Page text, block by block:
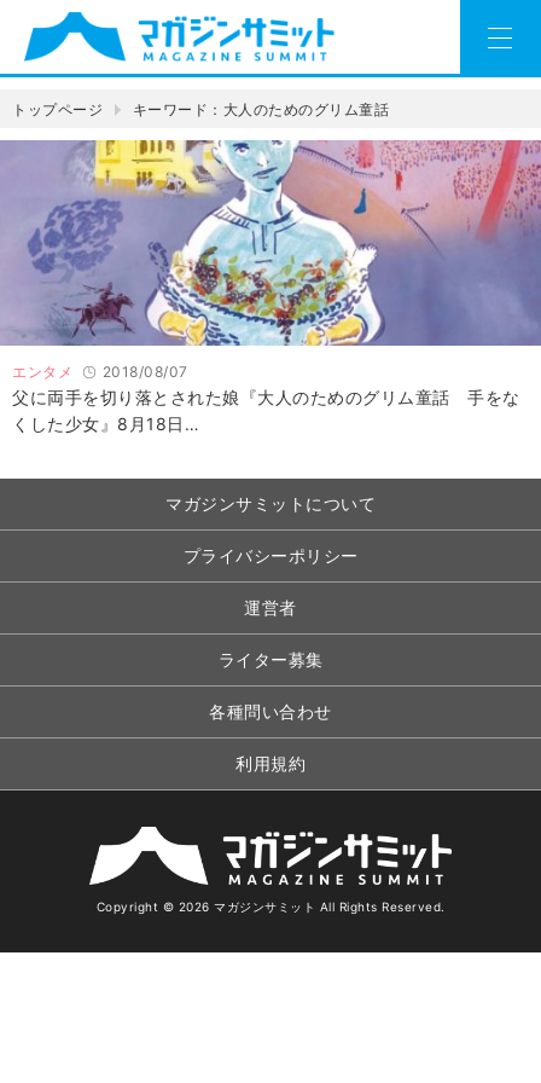
トップページ キーワード：大人のためのグリム童話
エンタメ 2018/08/07
父に両手を切り落とされた娘『大人のためのグリム童話 手をな
くした少女』8月18日…
マガジンサミットについて
プライバシーポリシー
運営者
ライター募集
各種問い合わせ
利用規約
Copyright © 2026 マガジンサミット All Rights Reserved.